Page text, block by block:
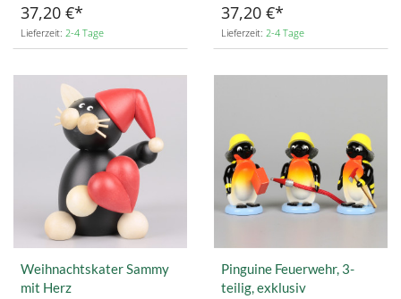
37,20 €
Lieferzeit: 2-4 Tage
37,20 €
Lieferzeit: 2-4 Tage
Weihnachtskater Sammy
mit Herz
Pinguine Feuerwehr, 3-
teilig, exklusiv